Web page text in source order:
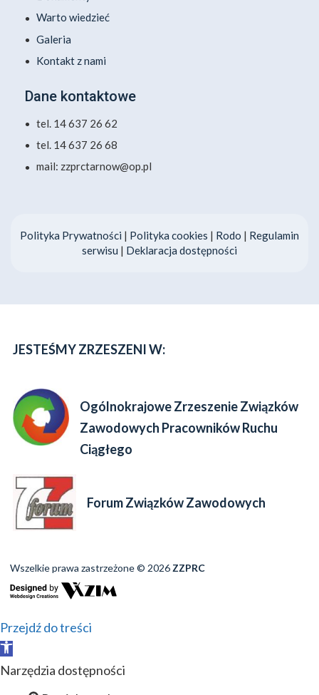
Warto wiedzieć
Galeria
Kontakt z nami
Dane kontaktowe
tel. 14 637 26 62
tel. 14 637 26 68
mail: zzprctarnow@op.pl
Polityka Prywatności | Polityka cookies | Rodo | Regulamin
serwisu | Deklaracja dostępności
JESTEŚMY ZRZESZENI W:
Ogólnokrajowe Zrzeszenie Związków
Zawodowych Pracowników Ruchu
Ciągłego
Forum Związków Zawodowych
Wszelkie prawa zastrzeżone © 2026 ZZPRC
Przejdź do treści
Otwórz
pasek
narzędzi
Narzędzia dostępności